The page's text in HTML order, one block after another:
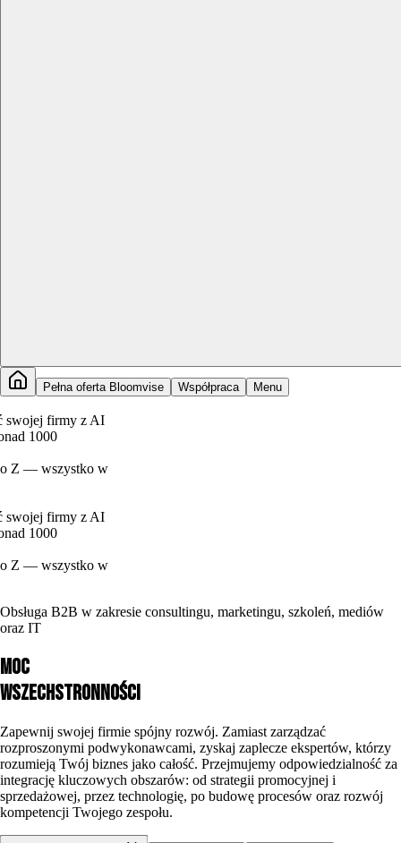
Pełna oferta Bloomvise Współpraca Menu
z AI
w
z AI
w
Obsługa B2B w zakresie consultingu, marketingu, szkoleń, mediów
oraz IT
Moc
wszechstronności
Zapewnij swojej firmie spójny rozwój. Zamiast zarządzać
rozproszonymi podwykonawcami, zyskaj zaplecze ekspertów, którzy
rozumieją Twój biznes jako całość. Przejmujemy odpowiedzialność za
integrację kluczowych obszarów: od strategii promocyjnej i
sprzedażowej, przez technologię, po budowę procesów oraz rozwój
kompetencji Twojego zespołu.